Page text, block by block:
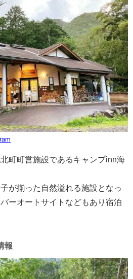
町町営施設であるキャンプinn海
が揃った自然溢れる施設となっ
ーオートサイトなどもあり宿泊
報